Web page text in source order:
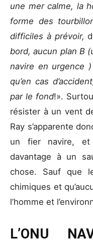
une mer calme, la
forme des
difficiles à prévoir,
bord, aucun plan B
navire en urgence
qu’en cas
par le fond!».
résister à un vent
Ray s’apparente
un fier navire, et
davantage à un
chose. Sauf que
chimiques et
l’homme et
L’ONU